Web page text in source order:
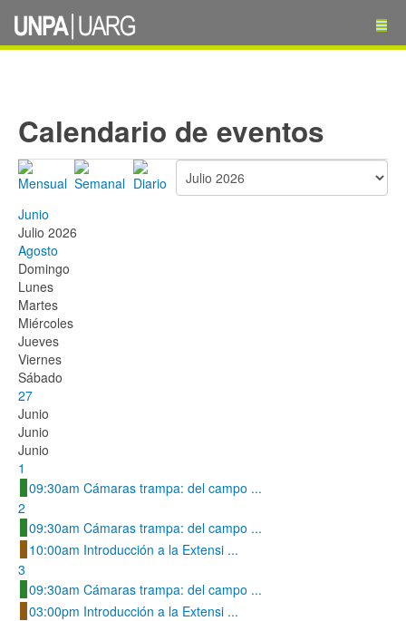
Calendario de eventos
Junio
Julio 2026
Agosto
Domingo
Lunes
Martes
Miércoles
Jueves
Viernes
Sábado
27
Junio
Junio
Junio
1
09:30am Cámaras trampa: del campo ...
2
09:30am Cámaras trampa: del campo ...
10:00am Introducción a la Extensi ...
3
09:30am Cámaras trampa: del campo ...
03:00pm Introducción a la Extensi ...